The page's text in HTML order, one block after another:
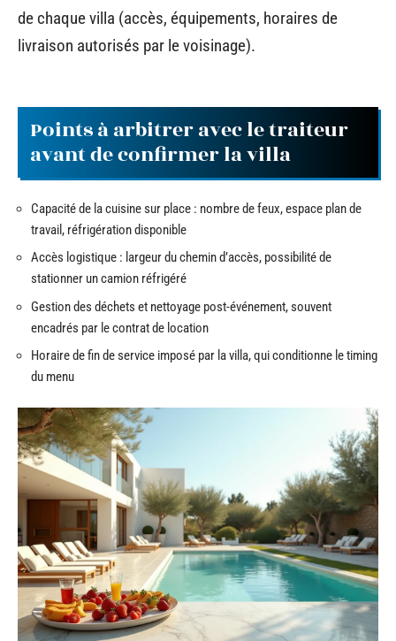
de chaque villa (accès, équipements, horaires de
livraison autorisés par le voisinage).
Points à arbitrer avec le traiteur
avant de confirmer la villa
Capacité de la cuisine sur place : nombre de feux, espace plan de
travail, réfrigération disponible
Accès logistique : largeur du chemin d’accès, possibilité de
stationner un camion réfrigéré
Gestion des déchets et nettoyage post-événement, souvent
encadrés par le contrat de location
Horaire de fin de service imposé par la villa, qui conditionne le timing
du menu